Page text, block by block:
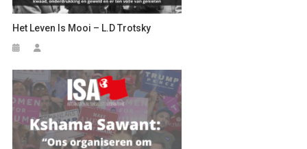
Het Leven Is Mooi – L.D Trotsky